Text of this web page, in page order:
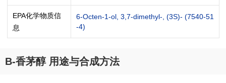
EPA化学物质信
息
6-Octen-1-ol, 3,7-dimethyl-, (3S)- (7540-51
-4)
B-香茅醇 用途与合成方法